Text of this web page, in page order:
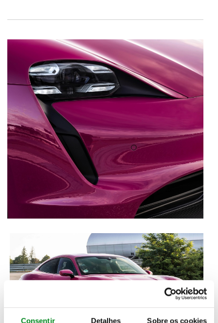
Consentir Detalhes Sobre os cookies